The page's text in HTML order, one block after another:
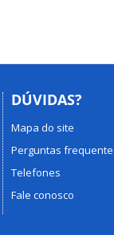
DÚVIDAS?
Mapa do site
Perguntas
Telefones
Fale conosco